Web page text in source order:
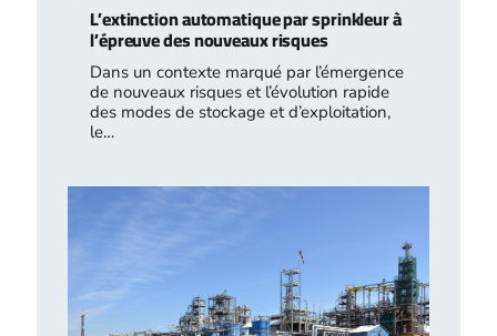
L’extinction automatique par sprinkleur à
l’épreuve des nouveaux risques
Dans un contexte marqué par l’émergence
de nouveaux risques et l’évolution rapide
des modes de stockage et d’exploitation,
le…